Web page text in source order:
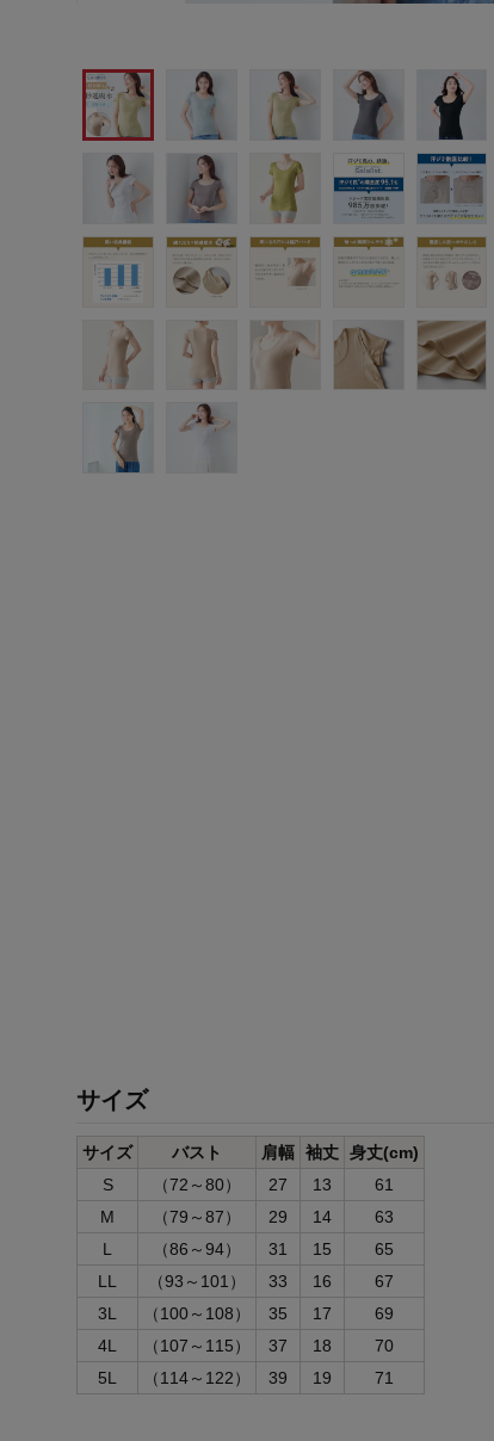
サイズ
サイズ バスト 肩幅 袖丈 身丈(cm)
S
（72～80） 27 13
61
M
（79～87） 29 14
63
L
（86～94） 31 15
65
LL
（93～101） 33 16
67
3L
（100～108） 35 17
69
4L
（107～115） 37 18
70
5L
（114～122） 39 19 71